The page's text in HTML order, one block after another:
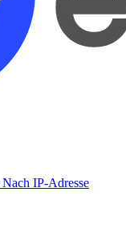
Nach IP-Adresse